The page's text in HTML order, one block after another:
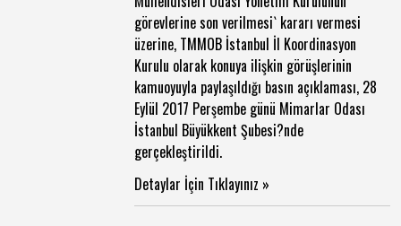
görevlerine son verilmesi` kararı vermesi
üzerine, TMMOB İstanbul İl Koordinasyon
Kurulu olarak konuya ilişkin görüşlerinin
kamuoyuyla paylaşıldığı basın açıklaması, 28
Eylül 2017 Perşembe günü Mimarlar Odası
İstanbul Büyükkent Şubesi?nde
gerçekleştirildi.
Detaylar İçin Tıklayınız »